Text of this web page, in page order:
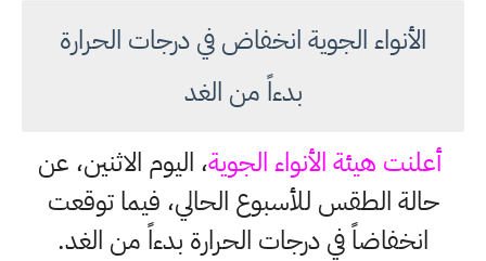
الأنواء الجوية انخفاض في درجات الحرارة
بدءاً من الغد
أعلنت هيئة الأنواء الجوية، اليوم الاثنين، عن
حالة الطقس للأسبوع الحالي، فيما توقعت
انخفاضاً في درجات الحرارة بدءاً من الغد.